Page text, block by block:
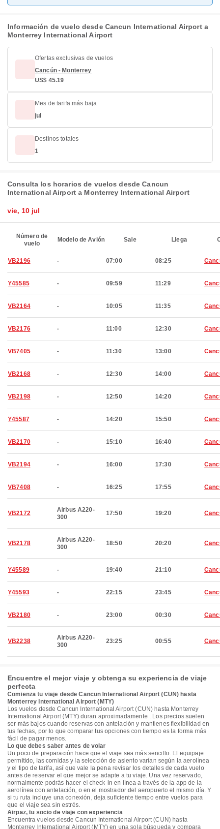
Información de vuelo desde Cancun International Airport a
Monterrey International Airport
Ofertas exclusivas de vuelos
Cancún - Monterrey
US$ 45.19
Mes de tarifa más baja
jul
Destinos totales
1
Consulta los horarios de vuelos desde Cancun
International Airport a Monterrey International Airport
vie, 10 jul
Número de
vuelo
Modelo de Avión Sale Llega
VB2196 - 07:00 08:25
Y45585 - 09:59 11:29
VB2164 - 10:05 11:35
VB2176 - 11:00 12:30
VB7405 - 11:30 13:00
VB2168 - 12:30 14:00
VB2198 - 12:50 14:20
Y45587 - 14:20 15:50
VB2170 - 15:10 16:40
VB2194 - 16:00 17:30
VB7408 - 16:25 17:55
VB2172
Airbus A220-
300
17:50 19:20
VB2178
Airbus A220-
300
18:50 20:20
Y45589 - 19:40 21:10
Y45593 - 22:15 23:45
VB2180 - 23:00 00:30
VB2238
Airbus A220-
300
23:25 00:55
Encuentre el mejor viaje y obtenga su experiencia de viaje
perfecta
Comienza tu viaje desde Cancun International Airport (CUN) hasta
Monterrey International Airport (MTY)
Los vuelos desde Cancun International Airport (CUN) hasta Monterrey
International Airport (MTY) duran aproximadamente . Los precios suelen
ser más bajos cuando reservas con antelación y mantienes flexibilidad en
tus fechas, por lo que comparar tus opciones con tiempo es la forma más
fácil de pagar menos.
Lo que debes saber antes de volar
Un poco de preparación hace que el viaje sea más sencillo. El equipaje
permitido, las comidas y la selección de asiento varían según la aerolínea
y el tipo de tarifa, así que vale la pena revisar los detalles de cada vuelo
antes de reservar el que mejor se adapte a tu viaje. Una vez reservado,
normalmente podrás hacer el check-in en línea a través de la app de la
aerolínea con antelación, o en el mostrador del aeropuerto el mismo día. Y
si tu ruta incluye una conexión, deja suficiente tiempo entre vuelos para
que el viaje sea sin estrés.
Airpaz, tu socio de viaje con experiencia
Encuentra vuelos desde Cancun International Airport (CUN) hasta
Monterrey International Airport (MTY) en una sola búsqueda y compara